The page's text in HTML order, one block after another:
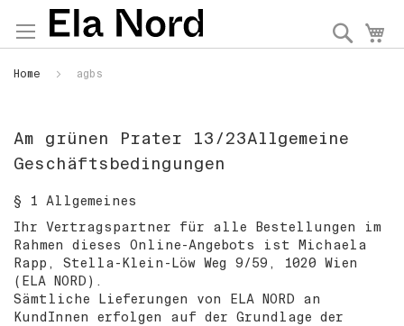
Direkt
zum
Inhalt
Suche
Home agbs
Am grünen Prater 13/23Allgemeine
Geschäftsbedingungen
§ 1 Allgemeines
Ihr Vertragspartner für alle Bestellungen im
Rahmen dieses Online-Angebots ist Michaela
Rapp, Stella-Klein-Löw Weg 9/59, 1020 Wien
(ELA NORD).
Sämtliche Lieferungen von ELA NORD an
KundInnen erfolgen auf der Grundlage der